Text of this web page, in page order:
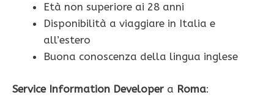
Età non superiore ai 28 anni
Disponibilità a viaggiare in Italia e
all’estero
Buona conoscenza della lingua inglese
Service Information Developer a Roma: